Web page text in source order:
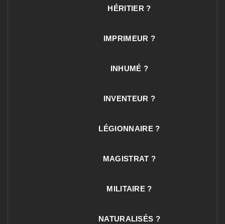
HÉRITIER ?
IMPRIMEUR ?
INHUMÉ ?
INVENTEUR ?
LÉGIONNAIRE ?
MAGISTRAT ?
MILITAIRE ?
NATURALISÉS ?